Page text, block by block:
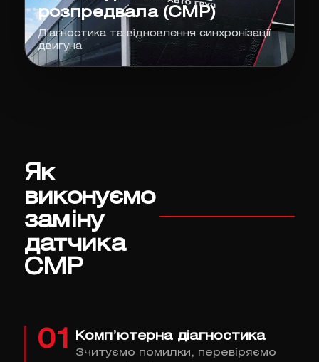
розпредвала (CMP)
Діагностика та відновлення синхронізації
двигуна
Як
виконуємо
заміну
датчика
CMP
01 Комп’ютерна діагностика
Зчитуємо помилки, перевіряємо